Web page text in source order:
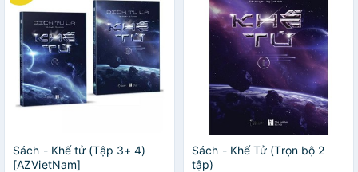
Sách - Khế tử (Tập 3+ 4)
[AZVietNam]
Sách - Khế Tử (Trọn bộ 2
tập)